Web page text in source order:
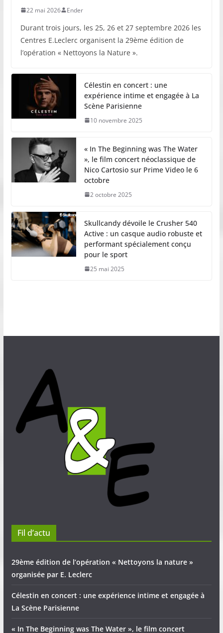
22 mai 2026 Ender
Durant trois jours, les 25, 26 et 27 septembre 2026 les
Centres E.Leclerc organisent la 29ème édition de
l’opération « Nettoyons la Nature ».
Célestin en concert : une
expérience intime et engagée à La
Scène Parisienne
10 novembre 2025
« In The Beginning was The Water
», le film concert néoclassique de
Nico Cartosio sur Prime Video le 6
octobre
2 octobre 2025
Skullcandy dévoile le Crusher 540
Active : un casque audio robuste et
performant spécialement conçu
pour le sport
25 mai 2025
Fil d’actu
29ème édition de l’opération « Nettoyons la nature »
organisée par E. Leclerc
Célestin en concert : une expérience intime et engagée à
La Scène Parisienne
« In The Beginning was The Water », le film concert